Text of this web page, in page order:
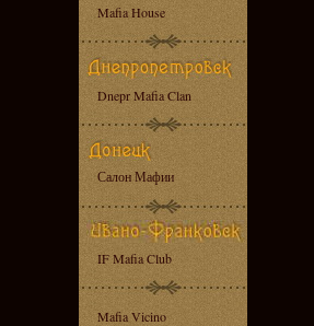
Mafia House
Dnepr Mafia Clan
Салон Мафии
IF Mafia Club
Mafia Vicino